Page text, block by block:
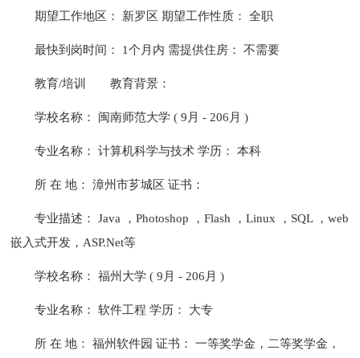
期望工作地区： 新罗区 期望工作性质： 全职
最快到岗时间： 1个月内 需提供住房： 不需要
教育/培训 教育背景：
学校名称： 闽南师范大学 ( 9月 - 206月 )
专业名称： 计算机科学与技术 学历： 本科
所 在 地： 漳州市芗城区 证书：
专业描述： Java ，Photoshop ，Flash ，Linux ，SQL ，web
嵌入式开发，ASP.Net等
学校名称： 福州大学 ( 9月 - 206月 )
专业名称： 软件工程 学历： 大专
所 在 地： 福州软件园 证书： 一等奖学金，二等奖学金，